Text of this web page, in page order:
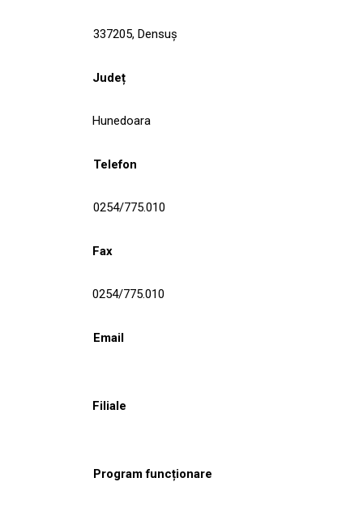
337205, Densuş
Județ
Hunedoara
Telefon
0254/775.010
Fax
0254/775.010
Email
Filiale
Program funcționare